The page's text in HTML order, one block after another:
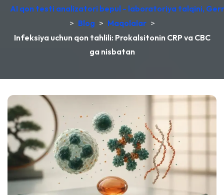
AI qon testi analizatori bepul - laboratoriya talqini,
> Blog > Maqolalar >
Infeksiya uchun qon tahlili: Prokalsitonin CRP va CBC
ga nisbatan